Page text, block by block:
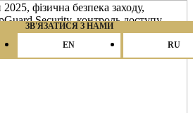
ЗВ'ЯЗАТИСЯ З НАМИ
EN RU